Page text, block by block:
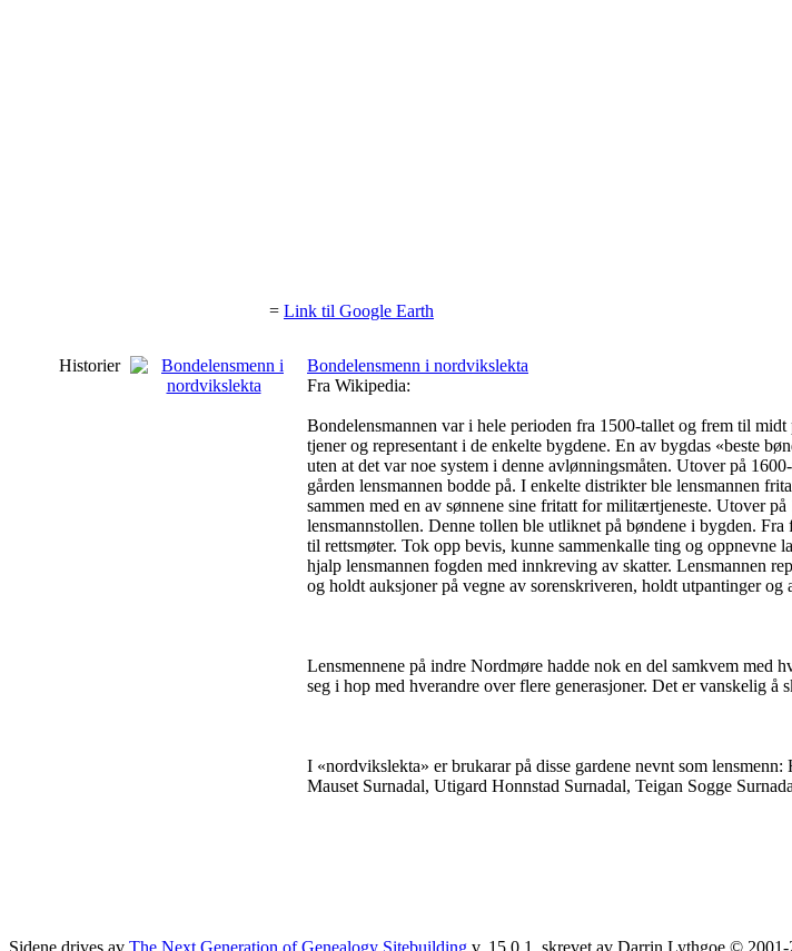
= Link til Google Earth
Historier
Bondelensmenn i nordvikslekta
Fra Wikipedia:
Bondelensmannen var i hele perioden fra 1500-tallet og frem til
tjener og representant i de enkelte bygdene. En av bygdas «beste
uten at det var noe system i denne avlønningsmåten. Utover på
gården lensmannen bodde på. I enkelte distrikter ble lensmannen
sammen med en av sønnene sine fritatt for militærtjeneste. Utover
lensmannstollen. Denne tollen ble utliknet på bøndene i bygden.
til rettsmøter. Tok opp bevis, kunne sammenkalle ting og oppnevne
hjalp lensmannen fogden med innkreving av skatter. Lensmannen
og holdt auksjoner på vegne av sorenskriveren, holdt utpantinger og
Lensmennene på indre Nordmøre hadde nok en del samkvem med
seg i hop med hverandre over flere generasjoner. Det er vanskelig
I «nordvikslekta» er brukarar på disse gardene nevnt som
Mauset Surnadal, Utigard Honnstad Surnadal, Teigan Sogge